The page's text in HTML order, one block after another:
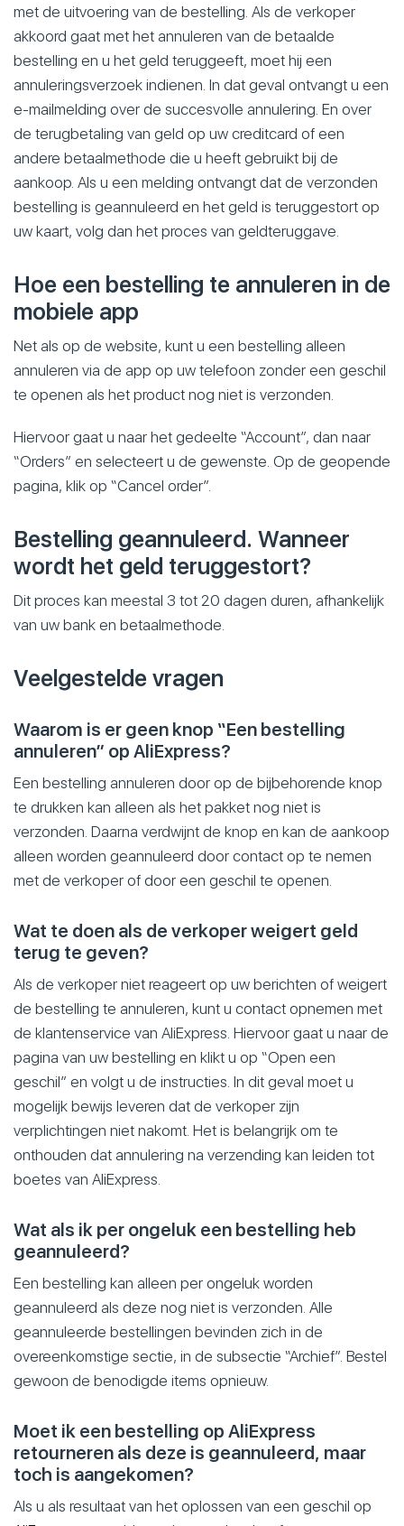
met de uitvoering van de bestelling. Als de verkoper
akkoord gaat met het annuleren van de betaalde
bestelling en u het geld teruggeeft, moet hij een
annuleringsverzoek indienen. In dat geval ontvangt u een
e-mailmelding over de succesvolle annulering. En over
de terugbetaling van geld op uw creditcard of een
andere betaalmethode die u heeft gebruikt bij de
aankoop. Als u een melding ontvangt dat de verzonden
bestelling is geannuleerd en het geld is teruggestort op
uw kaart, volg dan het proces van geldteruggave.
Hoe een bestelling te annuleren in de
mobiele app
Net als op de website, kunt u een bestelling alleen
annuleren via de app op uw telefoon zonder een geschil
te openen als het product nog niet is verzonden.
Hiervoor gaat u naar het gedeelte “Account”, dan naar
“Orders” en selecteert u de gewenste. Op de geopende
pagina, klik op “Cancel order”.
Bestelling geannuleerd. Wanneer
wordt het geld teruggestort?
Dit proces kan meestal 3 tot 20 dagen duren, afhankelijk
van uw bank en betaalmethode.
Veelgestelde vragen
Waarom is er geen knop “Een bestelling
annuleren” op AliExpress?
Een bestelling annuleren door op de bijbehorende knop
te drukken kan alleen als het pakket nog niet is
verzonden. Daarna verdwijnt de knop en kan de aankoop
alleen worden geannuleerd door contact op te nemen
met de verkoper of door een geschil te openen.
Wat te doen als de verkoper weigert geld
terug te geven?
Als de verkoper niet reageert op uw berichten of weigert
de bestelling te annuleren, kunt u contact opnemen met
de klantenservice van AliExpress. Hiervoor gaat u naar de
pagina van uw bestelling en klikt u op “Open een
geschil” en volgt u de instructies. In dit geval moet u
mogelijk bewijs leveren dat de verkoper zijn
verplichtingen niet nakomt. Het is belangrijk om te
onthouden dat annulering na verzending kan leiden tot
boetes van AliExpress.
Wat als ik per ongeluk een bestelling heb
geannuleerd?
Een bestelling kan alleen per ongeluk worden
geannuleerd als deze nog niet is verzonden. Alle
geannuleerde bestellingen bevinden zich in de
overeenkomstige sectie, in de subsectie “Archief”. Bestel
gewoon de benodigde items opnieuw.
Moet ik een bestelling op AliExpress
retourneren als deze is geannuleerd, maar
toch is aangekomen?
Als u als resultaat van het oplossen van een geschil op